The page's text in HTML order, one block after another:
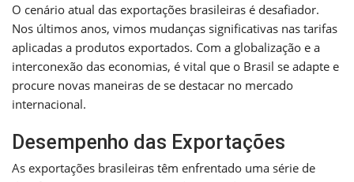
O cenário atual das exportações brasileiras é desafiador.
Nos últimos anos, vimos mudanças significativas nas tarifas
aplicadas a produtos exportados. Com a globalização e a
interconexão das economias, é vital que o Brasil se adapte e
procure novas maneiras de se destacar no mercado
internacional.
Desempenho das Exportações
As exportações brasileiras têm enfrentado uma série de